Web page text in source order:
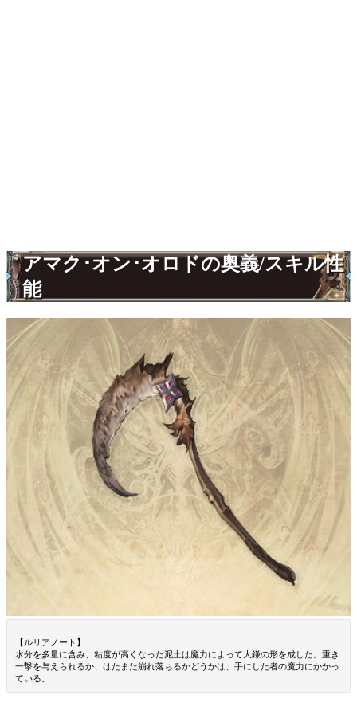
アマク･オン･オロドの奥義/スキル性
能
【ルリアノート】
水分を多量に含み、粘度が高くなった泥土は魔力によって大鎌の形を成した。重き
一撃を与えられるか、はたまた崩れ落ちるかどうかは、手にした者の魔力にかかっ
ている。